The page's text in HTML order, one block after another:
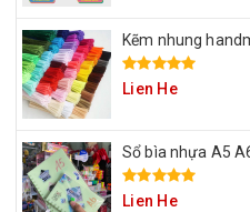
Kẽm nhung
Lien He
Sổ bìa nhựa A5
Lien He